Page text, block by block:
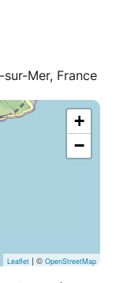
sur-Mer, France
+
−
Leaflet | © OpenStreetMap